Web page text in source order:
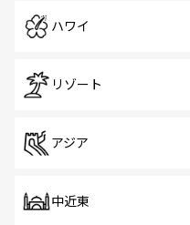
ハワイ
リゾート
アジア
中近東